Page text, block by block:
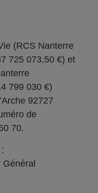
(RCS Nanterre
725 073,50 €) et
799 030 €)
92727
de
70.
Général